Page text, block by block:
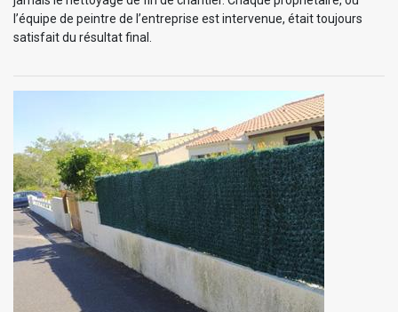
l’équipe de peintre de l’entreprise est intervenue, était toujours
satisfait du résultat final.